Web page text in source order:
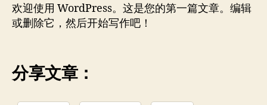
欢迎使用 WordPress。这是您的第一篇文章。编辑
或删除它，然后开始写作吧！
分享文章：